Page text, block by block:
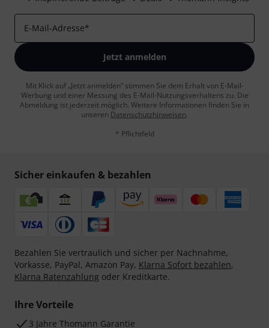
E-Mail-Adresse*
Jetzt anmelden
Mit Klick auf „Jetzt anmelden“ stimmen Sie dem Erhalt von E-Mail-
Werbung und einer Messung des E-Mail-Nutzungsverhaltens zu. Die
Abmeldung ist jederzeit möglich. Weitere Informationen finden Sie in
unseren Datenschutzhinweisen.
* Pflichtfeld
Sicher einkaufen & bezahlen
Bezahlen Sie vertraulich und sicher per Nachnahme,
Vorkasse, PayPal, Amazon Pay, Klarna Sofort bezahlen,
Klarna Ratenzahlung oder Kreditkarte.
Ihre Vorteile
3 Jahre Thomann Garantie